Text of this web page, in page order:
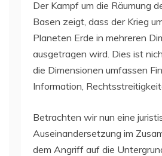
Der Kampf um die Räumung
Basen zeigt, dass der Krieg
Planeten Erde in mehreren
ausgetragen wird. Dies ist
die Dimensionen umfassen
Information,
Betrachten wir nun eine
Auseinandersetzung im
dem Angriff auf die